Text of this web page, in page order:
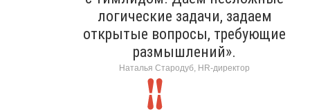
логические задачи, задаем
открытые вопросы, требующие
размышлений».
Наталья Стародуб, HR-директор